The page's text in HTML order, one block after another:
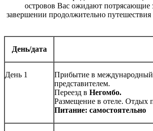
островов Вас ожидают потрясающие
завершении продолжительно
День/дата
День 1 Прибытие в международный
представителем.
Переезд в Негомбо.
Размещение в отеле. Отдых
Питание: самостоятельно